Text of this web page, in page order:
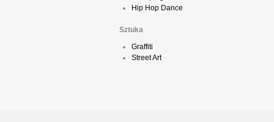
Hip Hop Dance
Sztuka
Graffiti
Street Art